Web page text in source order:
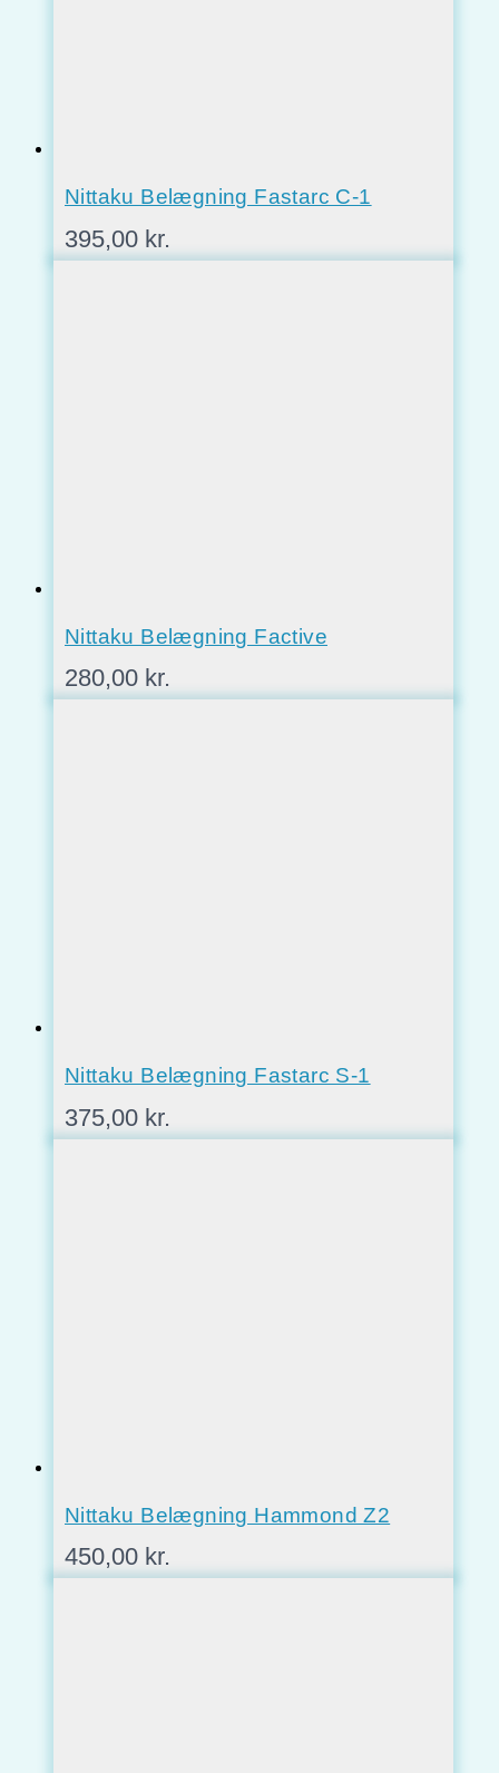
Nittaku Belægning Fastarc C-1
395,00 kr.
Nittaku Belægning Factive
280,00 kr.
Nittaku Belægning Fastarc S-1
375,00 kr.
Nittaku Belægning Hammond Z2
450,00 kr.